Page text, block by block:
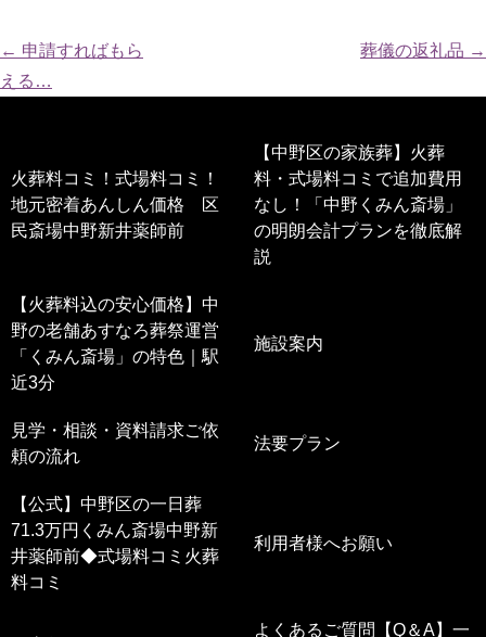
← 申請すればもら
える…
葬儀の返礼品 →
火葬料コミ！式場料コミ！
地元密着あんしん価格 区
民斎場中野新井薬師前
【中野区の家族葬】火葬
料・式場料コミで追加費用
なし！「中野くみん斎場」
の明朗会計プランを徹底解
説
【火葬料込の安心価格】中
野の老舗あすなろ葬祭運営
「くみん斎場」の特色｜駅
近3分
施設案内
見学・相談・資料請求ご依
頼の流れ
法要プラン
【公式】中野区の一日葬
71.3万円くみん斎場中野新
井薬師前◆式場料コミ火葬
料コミ
利用者様へお願い
よくあるご質問【Q＆A】一